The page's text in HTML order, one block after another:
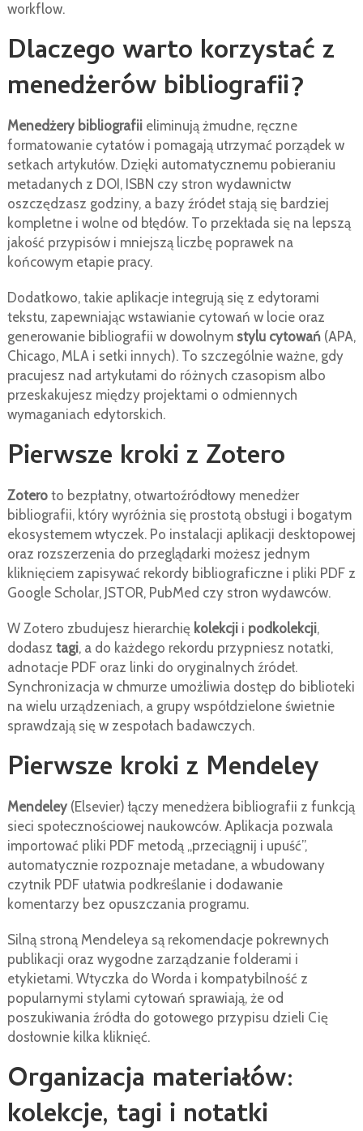
workflow.
Dlaczego warto korzystać z
menedżerów bibliografii?
Menedżery bibliografiieliminują żmudne, ręczne
formatowanie cytatów i pomagają utrzymać porządek w
setkach artykułów. Dzięki automatycznemu pobieraniu
metadanych z DOI, ISBN czy stron wydawnictw
oszczędzasz godziny, a bazy źródeł stają się bardziej
kompletne i wolne od błędów. To przekłada się na lepszą
jakość przypisów i mniejszą liczbę poprawek na
końcowym etapie pracy.
Dodatkowo, takie aplikacje integrują się z edytorami
tekstu, zapewniając wstawianie cytowań w locie oraz
generowanie bibliografii w dowolnym stylu cytowań(APA,
Chicago, MLA i setki innych). To szczególnie ważne, gdy
pracujesz nad artykułami do różnych czasopism albo
przeskakujesz między projektami o odmiennych
wymaganiach edytorskich.
Pierwsze kroki z Zotero
Zoteroto bezpłatny, otwartoźródłowy menedżer
bibliografii, który wyróżnia się prostotą obsługi i bogatym
ekosystemem wtyczek. Po instalacji aplikacji desktopowej
oraz rozszerzenia do przeglądarki możesz jednym
kliknięciem zapisywać rekordy bibliograficzne i pliki PDF z
Google Scholar, JSTOR, PubMed czy stron wydawców.
W Zotero zbudujesz hierarchię kolekcjii podkolekcji,
dodasz tagi, a do każdego rekordu przypniesz notatki,
adnotacje PDF oraz linki do oryginalnych źródeł.
Synchronizacja w chmurze umożliwia dostęp do biblioteki
na wielu urządzeniach, a grupy współdzielone świetnie
sprawdzają się w zespołach badawczych.
Pierwsze kroki z Mendeley
Mendeley(Elsevier) łączy menedżera bibliografii z funkcją
sieci społecznościowej naukowców. Aplikacja pozwala
importować pliki PDF metodą „przeciągnij i upuść”,
automatycznie rozpoznaje metadane, a wbudowany
czytnik PDF ułatwia podkreślanie i dodawanie
komentarzy bez opuszczania programu.
Silną stroną Mendeleya są rekomendacje pokrewnych
publikacji oraz wygodne zarządzanie folderami i
etykietami. Wtyczka do Worda i kompatybilność z
popularnymi stylami cytowań sprawiają, że od
poszukiwania źródła do gotowego przypisu dzieli Cię
dosłownie kilka kliknięć.
Organizacja materiałów:
kolekcje, tagi i notatki